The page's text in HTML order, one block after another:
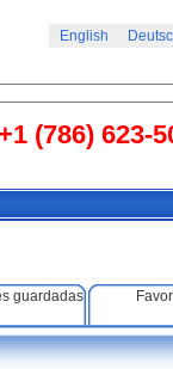
English
(786) 623-
guardadas